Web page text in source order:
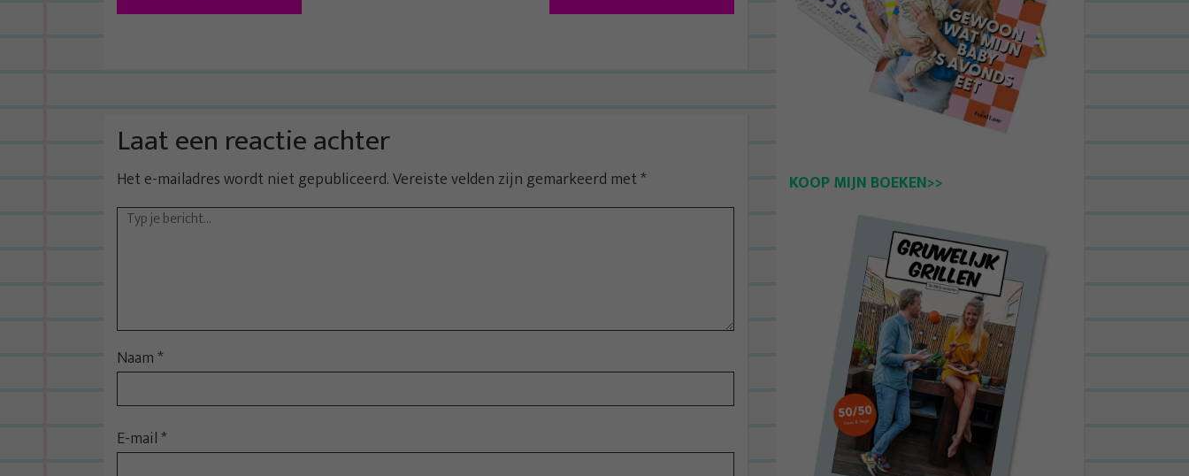
t
n
a
v
t
i
e
Laat een reactie achter
Het e-mailadres wordt niet gepubliceerd.Vereiste velden zijn gemarkeerd met*
Naam*
E-mail*
KOOP MIJN BOEKEN>>